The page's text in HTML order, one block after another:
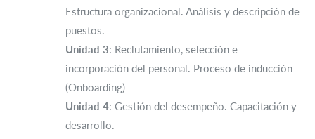
Estructura organizacional. Análisis y descripción de
puestos.
Unidad 3: Reclutamiento, selección e
incorporación del personal. Proceso de inducción
(Onboarding)
Unidad 4: Gestión del desempeño. Capacitación y
desarrollo.